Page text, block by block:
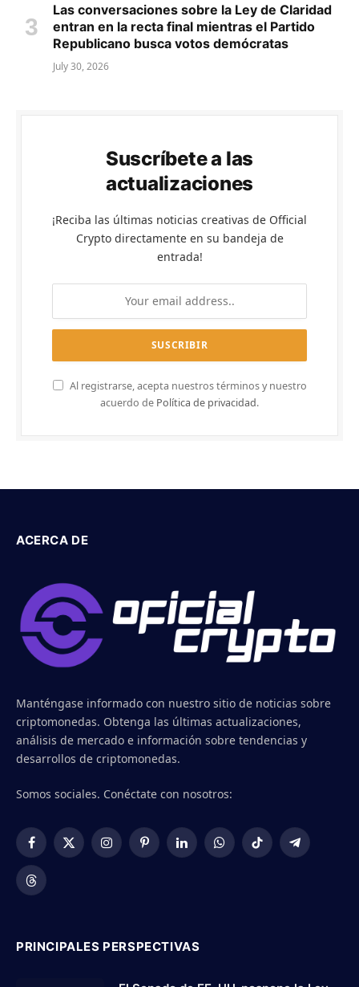
Las conversaciones sobre la Ley de Claridad
entran en la recta final mientras el Partido
Republicano busca votos demócratas
July 30, 2026
Suscríbete a las
actualizaciones
¡Reciba las últimas noticias creativas de Official
Crypto directamente en su bandeja de
entrada!
Al registrarse, acepta nuestros términos y nuestro
acuerdo de Política de privacidad.
ACERCA DE
Manténgase informado con nuestro sitio de noticias sobre
criptomonedas. Obtenga las últimas actualizaciones,
análisis de mercado e información sobre tendencias y
desarrollos de criptomonedas.
Somos sociales. Conéctate con nosotros:
Facebook
X
InstagramPinterestLinkedInWhatsApp
TikTok Telegram
Threads
PRINCIPALES PERSPECTIVAS